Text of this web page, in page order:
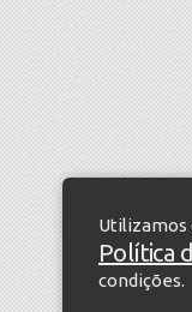
Utilizamos
Política
condições.